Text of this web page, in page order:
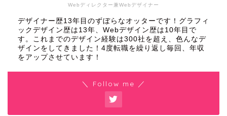
Webディレクター兼Webデザイナー
デザイナー歴13年目のずぼらなオッターです！グラフィ
ックデザイン歴は13年、Webデザイン歴は10年目で
す。これまでのデザイン経験は300社を超え、色んなデ
ザインをしてきました！4度転職を繰り返し毎回、年収
をアップさせています！
＼ Follow me ／